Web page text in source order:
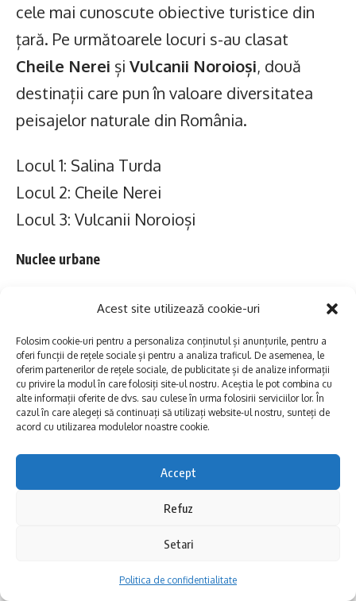
Acest site utilizează cookie-uri
Folosim cookie-uri pentru a personaliza conținutul și anunțurile, pentru a
oferi funcții de rețele sociale și pentru a analiza traficul. De asemenea, le
oferim partenerilor de rețele sociale, de publicitate și de analize informații
cu privire la modul în care folosiți site-ul nostru. Aceștia le pot combina cu
alte informații oferite de dvs. sau culese în urma folosirii serviciilor lor. În
cazul în care alegeți să continuați să utilizați website-ul nostru, sunteți de
acord cu utilizarea modulelor noastre cookie.
Accept
Refuz
Setari
Politica de confidentialitate
cele mai cunoscute obiective turistice din
țară. Pe următoarele locuri s-au clasat
Cheile Nerei și Vulcanii Noroioși, două
destinații care pun în valoare diversitatea
peisajelor naturale din România.
Locul 1: Salina Turda
Locul 2: Cheile Nerei
Locul 3: Vulcanii Noroioși
Nuclee urbane
Piețele istorice, falezele și spațiile publice
în categoria „Nuclee urbane”.Piața Mare din
Sibiua obținut Locul 1, urmată dePiața
Sfatului din Brașovși deFaleza Cazino &
Port Turistic Tomis din Constanța
urbane care au devenit, în timp, atracții
turistice în sine și puncte centrale ale vieții
Locul 2: Piața Sfatului Brașov